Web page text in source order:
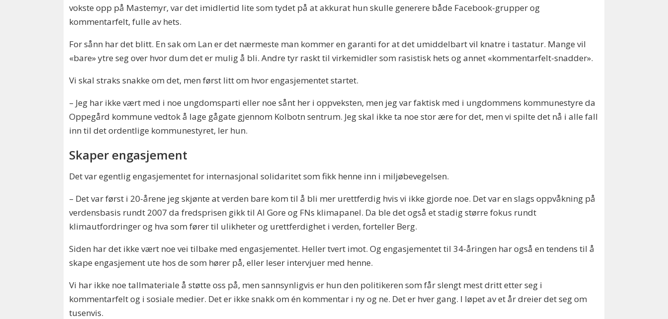
vokste opp på Mastemyr, var det imidlertid lite som tydet på at akkurat hun skulle generere både Facebook-grupper og
kommentarfelt, fulle av hets.
For sånn har det blitt. En sak om Lan er det nærmeste man kommer en garanti for at det umiddelbart vil knatre i tastatur. Mange vil
«bare» ytre seg over hvor dum det er mulig å bli. Andre tyr raskt til virkemidler som rasistisk hets og annet «kommentarfelt-snadder».
Vi skal straks snakke om det, men først litt om hvor engasjementet startet.
– Jeg har ikke vært med i noe ungdomsparti eller noe sånt her i oppveksten, men jeg var faktisk med i ungdommens kommunestyre da
Oppegård kommune vedtok å lage gågate gjennom Kolbotn sentrum. Jeg skal ikke ta noe stor ære for det, men vi spilte det nå i alle fall
inn til det ordentlige kommunestyret, ler hun.
Skaper engasjement
Det var egentlig engasjementet for internasjonal solidaritet som fikk henne inn i miljøbevegelsen.
– Det var først i 20-årene jeg skjønte at verden bare kom til å bli mer urettferdig hvis vi ikke gjorde noe. Det var en slags oppvåkning på
verdensbasis rundt 2007 da fredsprisen gikk til Al Gore og FNs klimapanel. Da ble det også et stadig større fokus rundt
klimautfordringer og hva som fører til ulikheter og urettferdighet i verden, forteller Berg.
Siden har det ikke vært noe vei tilbake med engasjementet. Heller tvert imot. Og engasjementet til 34-åringen har også en tendens til å
skape engasjement ute hos de som hører på, eller leser intervjuer med henne.
Vi har ikke noe tallmateriale å støtte oss på, men sannsynligvis er hun den politikeren som får slengt mest dritt etter seg i
kommentarfelt og i sosiale medier. Det er ikke snakk om én kommentar i ny og ne. Det er hver gang. I løpet av et år dreier det seg om
tusenvis.